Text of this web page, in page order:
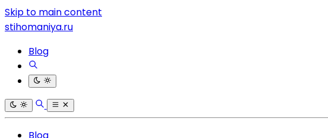
Skip to main content
stihomaniya.ru
Blog